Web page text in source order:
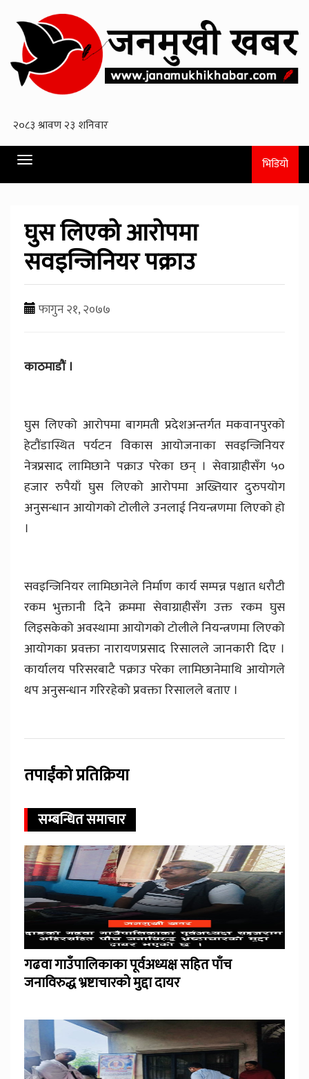
Toggle
navigation
भिडियो
घुस लिएको आरोपमा
सवइन्जिनियर पक्राउ
फागुन २१, २०७७
काठमाडौं ।
घुस लिएको आरोपमा बागमती प्रदेशअन्तर्गत मकवानपुरको
हेटौंडास्थित पर्यटन विकास आयोजनाका सवइन्जिनियर
नेत्रप्रसाद लामिछाने पक्राउ परेका छन् । सेवाग्राहीसँग ५०
हजार रुपैयाँ घुस लिएको आरोपमा अख्तियार दुरुपयोग
अनुसन्धान आयोगको टोलीले उनलाई नियन्त्रणमा लिएको हो
।
सवइन्जिनियर लामिछानेले निर्माण कार्य सम्पन्न पश्चात धरौटी
रकम भुक्तानी दिने क्रममा सेवाग्राहीसँग उक्त रकम घुस
लिइसकेको अवस्थामा आयोगको टोलीले नियन्त्रणमा लिएको
आयोगका प्रवक्ता नारायणप्रसाद रिसालले जानकारी दिए ।
कार्यालय परिसरबाटै पक्राउ परेका लामिछानेमाथि आयोगले
थप अनुसन्धान गरिरहेको प्रवक्ता रिसालले बताए ।
तपाईंको प्रतिक्रिया
सम्बन्धित समाचार
गढवा गाउँपालिकाका पूर्वअध्यक्ष सहित पाँच
जनाविरुद्ध भ्रष्टाचारको मुद्दा दायर